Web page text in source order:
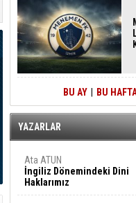
BU AY BU
YAZARLAR
Ata ATUN
İngiliz Dönemindeki Dini
Haklarımız